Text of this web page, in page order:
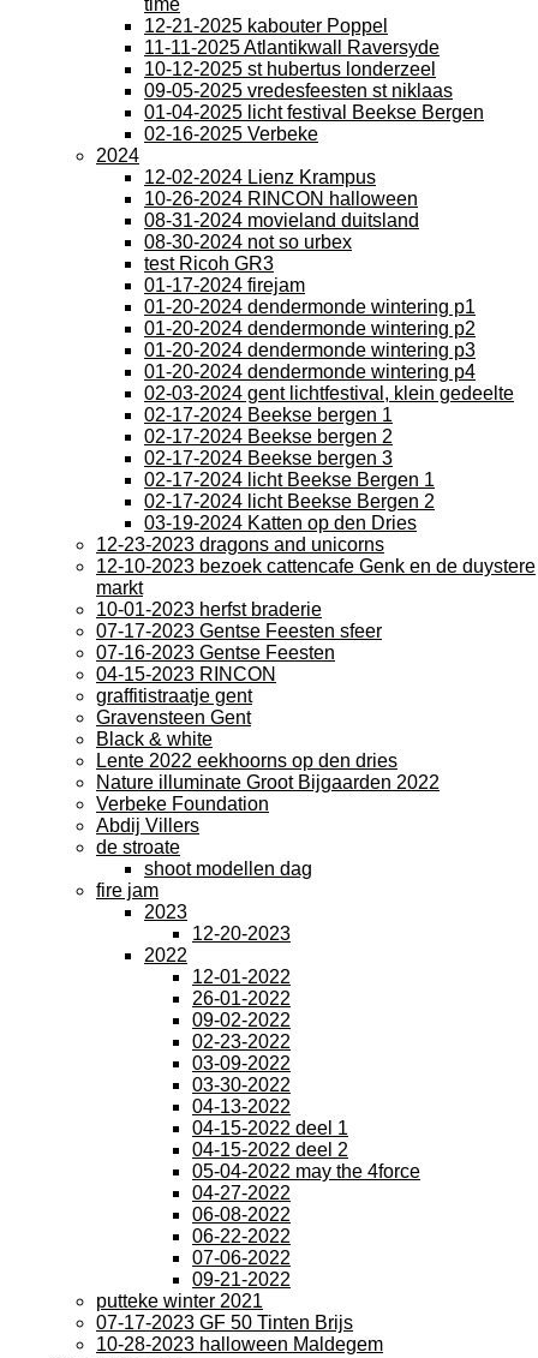
time
12-21-2025 kabouter Poppel
11-11-2025 Atlantikwall Raversyde
10-12-2025 st hubertus londerzeel
09-05-2025 vredesfeesten st niklaas
01-04-2025 licht festival Beekse Bergen
02-16-2025 Verbeke
2024
12-02-2024 Lienz Krampus
10-26-2024 RINCON halloween
08-31-2024 movieland duitsland
08-30-2024 not so urbex
test Ricoh GR3
01-17-2024 firejam
01-20-2024 dendermonde wintering p1
01-20-2024 dendermonde wintering p2
01-20-2024 dendermonde wintering p3
01-20-2024 dendermonde wintering p4
02-03-2024 gent lichtfestival, klein gedeelte
02-17-2024 Beekse bergen 1
02-17-2024 Beekse bergen 2
02-17-2024 Beekse bergen 3
02-17-2024 licht Beekse Bergen 1
02-17-2024 licht Beekse Bergen 2
03-19-2024 Katten op den Dries
12-23-2023 dragons and unicorns
12-10-2023 bezoek cattencafe Genk en de duystere
markt
10-01-2023 herfst braderie
07-17-2023 Gentse Feesten sfeer
07-16-2023 Gentse Feesten
04-15-2023 RINCON
graffitistraatje gent
Gravensteen Gent
Black & white
Lente 2022 eekhoorns op den dries
Nature illuminate Groot Bijgaarden 2022
Verbeke Foundation
Abdij Villers
de stroate
shoot modellen dag
fire jam
2023
12-20-2023
2022
12-01-2022
26-01-2022
09-02-2022
02-23-2022
03-09-2022
03-30-2022
04-13-2022
04-15-2022 deel 1
04-15-2022 deel 2
05-04-2022 may the 4force
04-27-2022
06-08-2022
06-22-2022
07-06-2022
09-21-2022
putteke winter 2021
07-17-2023 GF 50 Tinten Brijs
10-28-2023 halloween Maldegem